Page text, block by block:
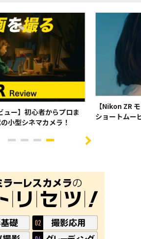
った場合は、1アカウント（1世帯１当選）の
。
応募の取り消し（キャンセル）はできません。
作動、通信の切断等による損害やトラブルに関
は一切の責任も負わないものとします。また、
要な接続料、通信料は応募者のご負担となりま
、虚偽があった場合、ならびに不正行為が発覚
により予告なく当選を無効とさせていただき
、発送方法、発送日程、時間帯指定等のご要望
す。また、日本国外および私書箱宛への配送は
ます。
材の破損、紛失に関して当選者に不利益が生じ
に基づき対応するものとし、Vookおよび
失がない限り、両社は責任を負わないものとし
、プログラム参加者の選考基準・選考結果、並
ペーンにおけるVook・Nikon両者による評価に
ュー】初心者からプロま
小型シネマカメラ！
【Nikon ZR
ショートムー
i
0
i
1
i
2
i
3